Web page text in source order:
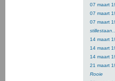
07 maart
07 maart
07 maart
stillestaan
14 maart
14 maart
14 maart
21 maart
Rooie